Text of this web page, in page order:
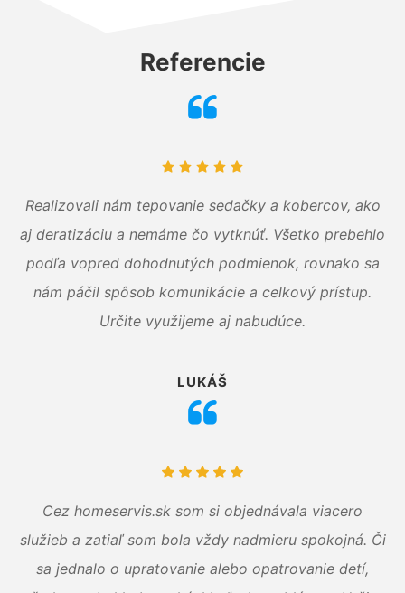
Referencie
Realizovali nám tepovanie sedačky a kobercov, ako
aj deratizáciu a nemáme čo vytknúť. Všetko prebehlo
podľa vopred dohodnutých podmienok, rovnako sa
nám páčil spôsob komunikácie a celkový prístup.
Určite využijeme aj nabudúce.
LUKÁŠ
Cez homeservis.sk som si objednávala viacero
služieb a zatiaľ som bola vždy nadmieru spokojná. Či
sa jednalo o upratovanie alebo opatrovanie detí,